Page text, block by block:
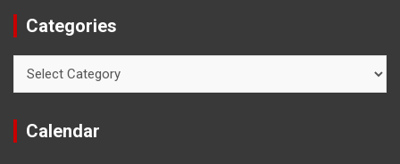
Categories
Calendar